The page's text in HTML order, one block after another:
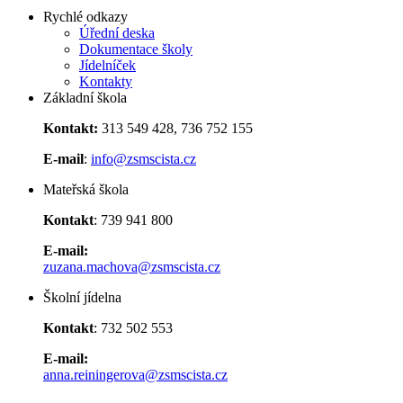
Rychlé odkazy
Úřední deska
Dokumentace školy
Jídelníček
Kontakty
Základní škola
Kontakt: 313 549 428, 736 752 155
E-mail: info@zsmscista.cz
Mateřská škola
Kontakt: 739 941 800
E-mail:
zuzana.machova@zsmscista.cz
Školní jídelna
Kontakt: 732 502 553
E-mail:
anna.reiningerova@zsmscista.cz